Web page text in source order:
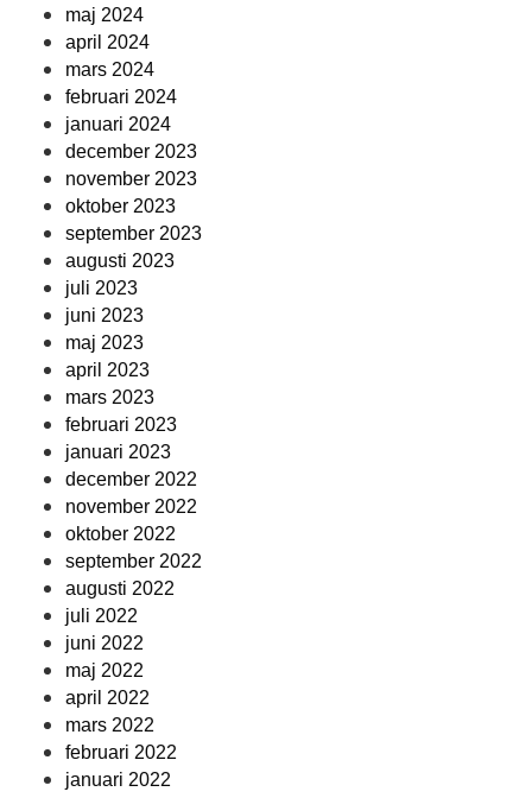
maj 2024
april 2024
mars 2024
februari 2024
januari 2024
december 2023
november 2023
oktober 2023
september 2023
augusti 2023
juli 2023
juni 2023
maj 2023
april 2023
mars 2023
februari 2023
januari 2023
december 2022
november 2022
oktober 2022
september 2022
augusti 2022
juli 2022
juni 2022
maj 2022
april 2022
mars 2022
februari 2022
januari 2022